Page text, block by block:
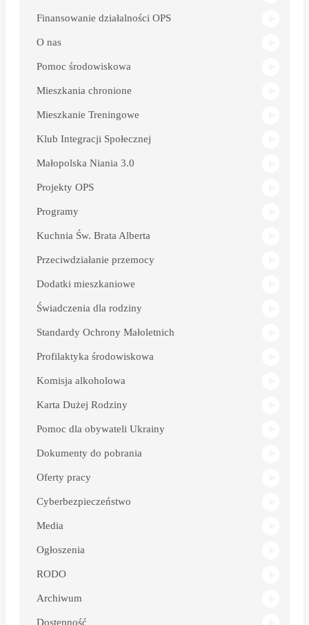
Finansowanie działalności OPS
O nas
Pomoc środowiskowa
Mieszkania chronione
Mieszkanie Treningowe
Klub Integracji Społecznej
Małopolska Niania 3.0
Projekty OPS
Programy
Kuchnia Św. Brata Alberta
Przeciwdziałanie przemocy
Dodatki mieszkaniowe
Świadczenia dla rodziny
Standardy Ochrony Małoletnich
Profilaktyka środowiskowa
Komisja alkoholowa
Karta Dużej Rodziny
Pomoc dla obywateli Ukrainy
Dokumenty do pobrania
Oferty pracy
Cyberbezpieczeństwo
Media
Ogłoszenia
RODO
Archiwum
Dostępność